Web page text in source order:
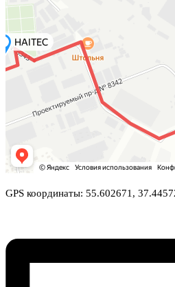
GPS координаты: 55.602671,